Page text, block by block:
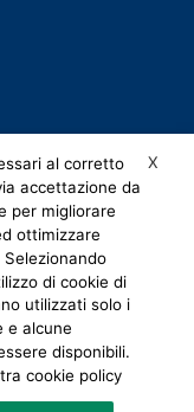
X
al corretto
accettazione da
per migliorare
ottimizzare
Selezionando
di cookie di
utilizzati solo i
e alcune
disponibili.
cookie policy